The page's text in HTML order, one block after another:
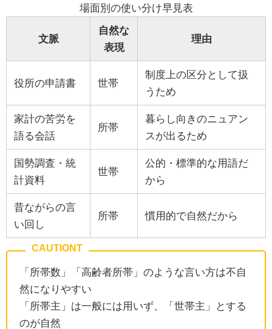
場面別の使い分け早見表
文脈
自然な
表現
理由
役所の申請書 世帯
制度上の区分として扱
うため
家計の苦労を
語る会話
所帯
暮らし向きのニュアン
スが出るため
国勢調査・統
計資料
世帯
公的・標準的な用語だ
から
昔ながらの言
い回し
所帯 慣用的で自然だから
「所帯数」「高齢者所帯」のような言い方は不自
然になりやすい
「所帯主」は一般には用いず、「世帯主」とする
のが自然